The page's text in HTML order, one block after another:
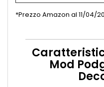
*Prezzo Amazon al 11/04/
Mod